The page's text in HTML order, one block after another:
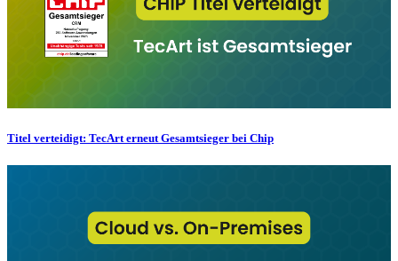
Titel verteidigt: TecArt erneut Gesamtsieger bei Chip